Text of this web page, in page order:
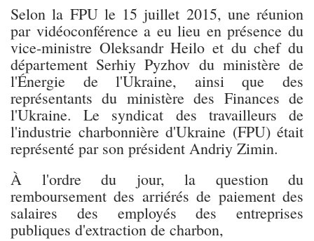
Selon la FPU le 15 juillet 2015, une réunion
par vidéoconférence a eu lieu en présence du
vice-ministre Oleksandr Heilo et du chef du
département Serhiy Pyzhov du ministère de
l'Énergie de l'Ukraine, ainsi que des
représentants du ministère des Finances de
l'Ukraine. Le syndicat des travailleurs de
l'industrie charbonnière d'Ukraine (FPU) était
représenté par son président Andriy Zimin.
À l'ordre du jour, la question du
remboursement des arriérés de paiement des
salaires des employés des entreprises
publiques d'extraction de charbon,